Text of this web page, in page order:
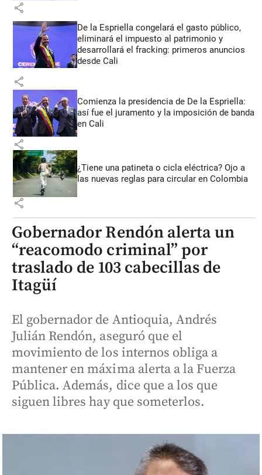
share
De la Espriella congelará el gasto público,
eliminará el impuesto al patrimonio y
desarrollará el fracking: primeros anuncios
desde Cali
share
Comienza la presidencia de De la Espriella:
así fue el juramento y la imposición de banda
en Cali
share
¿Tiene una patineta o cicla eléctrica? Ojo a
las nuevas reglas para circular en Colombia
share
Gobernador Rendón alerta un
“reacomodo criminal” por
traslado de 103 cabecillas de
Itagüí
El gobernador de Antioquia, Andrés
Julián Rendón, aseguró que el
movimiento de los internos obliga a
mantener en máxima alerta a la Fuerza
Pública. Además, dice que a los que
siguen libres hay que someterlos.